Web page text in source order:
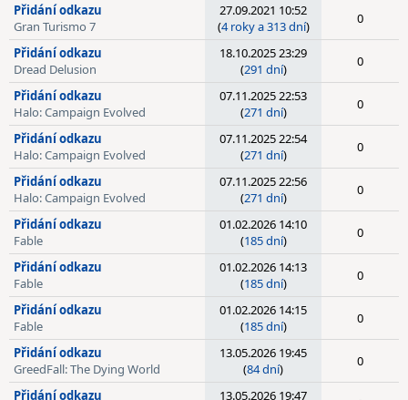
Přidání odkazu
Gran Turismo 7
27.09.2021 10:52
(4 roky a 313 dní) 0
Přidání odkazu
Dread Delusion
18.10.2025 23:29
(291 dní) 0
Přidání odkazu
Halo: Campaign Evolved
07.11.2025 22:53
(271 dní) 0
Přidání odkazu
Halo: Campaign Evolved
07.11.2025 22:54
(271 dní) 0
Přidání odkazu
Halo: Campaign Evolved
07.11.2025 22:56
(271 dní) 0
Přidání odkazu
Fable
01.02.2026 14:10
(185 dní) 0
Přidání odkazu
Fable
01.02.2026 14:13
(185 dní) 0
Přidání odkazu
Fable
01.02.2026 14:15
(185 dní) 0
Přidání odkazu
GreedFall: The Dying World
13.05.2026 19:45
(84 dní) 0
Přidání odkazu
13.05.2026 19:47